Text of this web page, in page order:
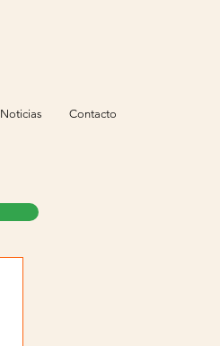
Noticias Contacto